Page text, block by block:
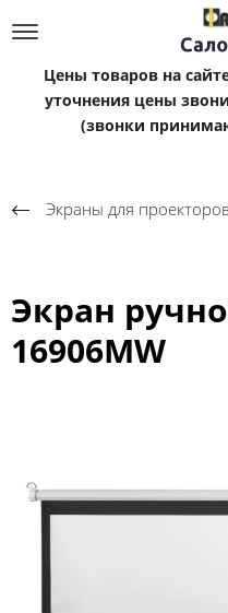
Цены товаров на
уточнения цены
(звонки
Экраны для
Экран
16906MW